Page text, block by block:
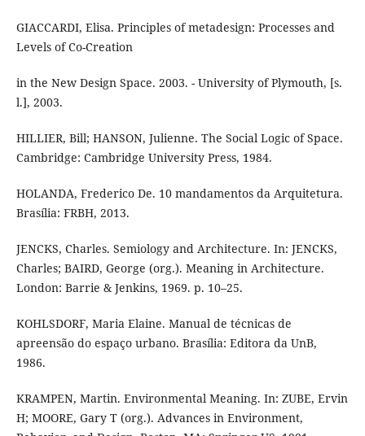
GIACCARDI, Elisa. Principles of metadesign: Processes and
Levels of Co-Creation
in the New Design Space. 2003. - University of Plymouth, [s.
l.], 2003.
HILLIER, Bill; HANSON, Julienne. The Social Logic of Space.
Cambridge: Cambridge University Press, 1984.
HOLANDA, Frederico De. 10 mandamentos da Arquitetura.
Brasília: FRBH, 2013.
JENCKS, Charles. Semiology and Architecture. In: JENCKS,
Charles; BAIRD, George (org.). Meaning in Architecture.
London: Barrie & Jenkins, 1969. p. 10–25.
KOHLSDORF, Maria Elaine. Manual de técnicas de
apreensão do espaço urbano. Brasília: Editora da UnB,
1986.
KRAMPEN, Martin. Environmental Meaning. In: ZUBE, Ervin
H; MOORE, Gary T (org.). Advances in Environment,